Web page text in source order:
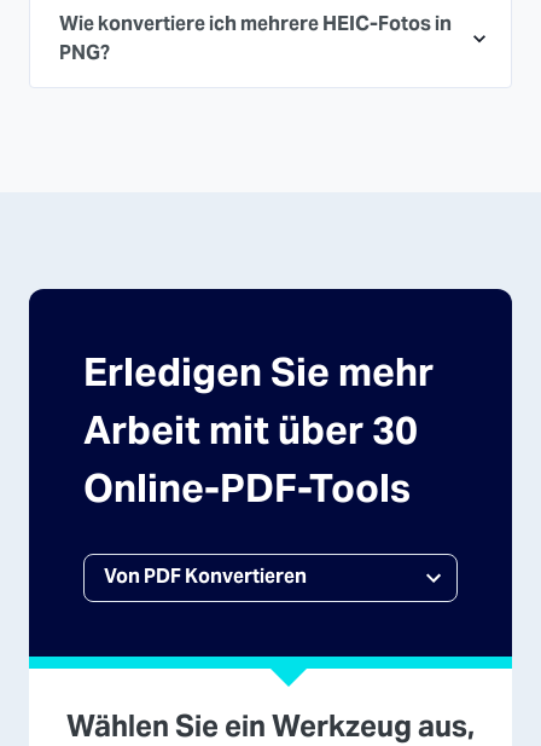
Wie konvertiere ich mehrere HEIC-Fotos in
PNG?
Erledigen Sie mehr
Arbeit mit über 30
Online-PDF-Tools
Wählen Sie ein Werkzeug aus,